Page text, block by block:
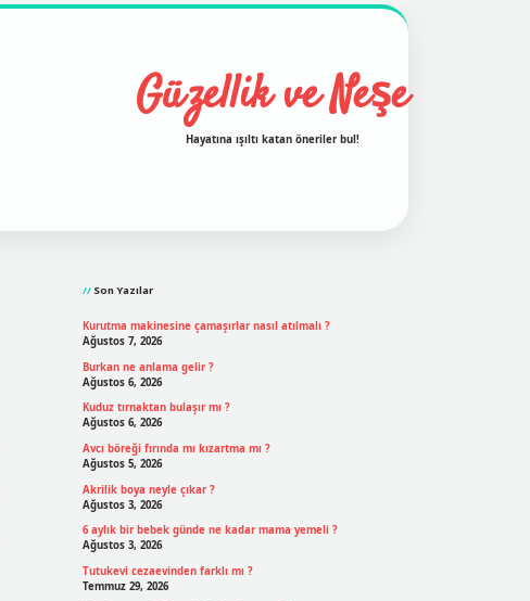
Güzellik ve Neşe
Hayatına ışıltı katan öneriler bul!
Son Yazılar
Kurutma makinesine çamaşırlar nasıl atılmalı ?
Ağustos 7, 2026
Burkan ne anlama gelir ?
Ağustos 6, 2026
Kuduz tırnaktan bulaşır mı ?
Ağustos 6, 2026
Avcı böreği fırında mı kızartma mı ?
Ağustos 5, 2026
Akrilik boya neyle çıkar ?
Ağustos 3, 2026
6 aylık bir bebek günde ne kadar mama yemeli ?
Ağustos 3, 2026
Tutukevi cezaevinden farklı mı ?
Temmuz 29, 2026